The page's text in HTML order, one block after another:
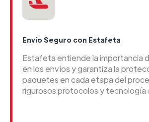
Envío Seguro con Estafeta
Estafeta entiende la importancia
en los envíos y garantiza la
paquetes en cada etapa del
rigurosos protocolos y tecnología